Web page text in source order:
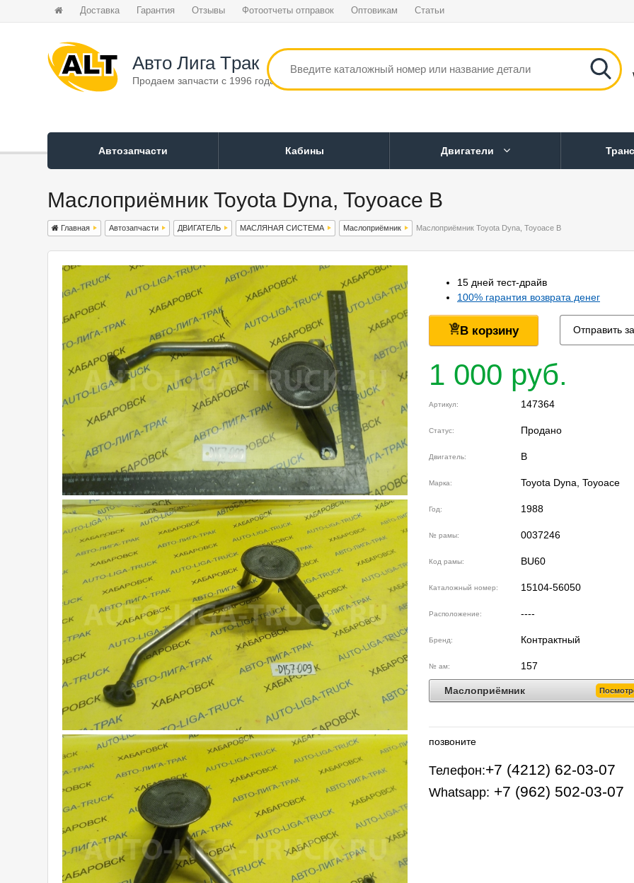
Доставка Гарантия Отзывы Фотоотчеты отправок Оптовикам Статьи
Авто Лига Tрак
Продаем запчасти с 1996 года
Автозапчасти Кабины Двигатели
Маслоприёмник Toyota Dyna, Toyoace B
Главная Автозапчасти ДВИГАТЕЛЬ МАСЛЯНАЯ СИСТЕМА Маслоприёмник Маслоприёмник Toyota Dyna, Toyoace B
15 дней тест-драйв
100% гарантия возврата денег
В корзину Отправить
1 000 руб.
Артикул: 147364
Статус: Продано
Двигатель: B
Марка: Toyota Dyna, Toyoace
Год: 1988
№ рамы: 0037246
Код рамы: BU60
Каталожный номер: 15104-56050
Расположение: ----
Бренд: Контрактный
№ ам: 157
Маслоприёмник
позвоните
Телефон:+7 (4212) 62-03-07
Whatsapp: +7 (962) 502-03-07